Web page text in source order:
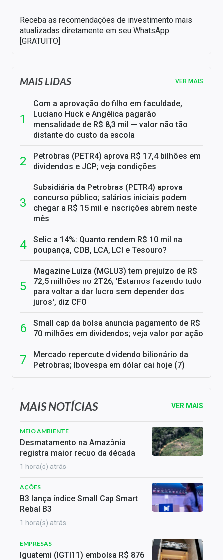
Receba as recomendações de investimento mais
atualizadas diretamente em seu WhatsApp
[GRATUITO]
MAIS LIDAS VER MAIS
Com a aprovação do filho em faculdade,
Luciano Huck e Angélica pagarão
mensalidade de R$ 8,3 mil — valor não tão
distante do custo da escola
Petrobras (PETR4) aprova R$ 17,4 bilhões em
dividendos e JCP; veja condições
Subsidiária da Petrobras (PETR4) aprova
concurso público; salários iniciais podem
chegar a R$ 15 mil e inscrições abrem neste
mês
Selic a 14%: Quanto rendem R$ 10 mil na
poupança, CDB, LCA, LCI e Tesouro?
Magazine Luiza (MGLU3) tem prejuízo de R$
72,5 milhões no 2T26; 'Estamos fazendo tudo
para voltar a dar lucro sem depender dos
juros', diz CFO
Small cap da bolsa anuncia pagamento de R$
70 milhões em dividendos; veja valor por ação
Mercado repercute dividendo bilionário da
Petrobras; Ibovespa em dólar cai hoje (7)
MAIS NOTÍCIAS VER MAIS
MEIO AMBIENTE
Desmatamento na Amazônia
registra maior recuo da década
1 hora(s) atrás
AÇÕES
B3 lança índice Small Cap Smart
Rebal B3
1 hora(s) atrás
EMPRESAS
Iguatemi (IGTI11) embolsa R$ 876